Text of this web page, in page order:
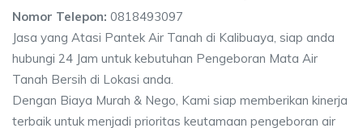
Nomor Telepon: 0818493097
Jasa yang Atasi Pantek Air Tanah di Kalibuaya, siap anda
hubungi 24 Jam untuk kebutuhan Pengeboran Mata Air
Tanah Bersih di Lokasi anda.
Dengan Biaya Murah & Nego, Kami siap memberikan kinerja
terbaik untuk menjadi prioritas keutamaan pengeboran air